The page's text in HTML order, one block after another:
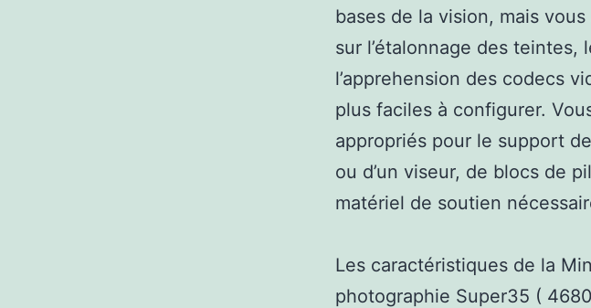
bases de la vision, mais
sur l’étalonnage des
l’apprehension des codecs
plus faciles à configurer.
appropriés pour le support
ou d’un viseur, de blocs de
matériel de soutien
Les caractéristiques de la
photographie Super35 (